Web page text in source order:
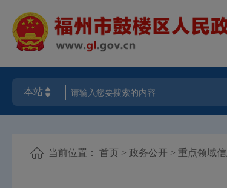
当前位置： 首页 > 政务公开 > 重点领域